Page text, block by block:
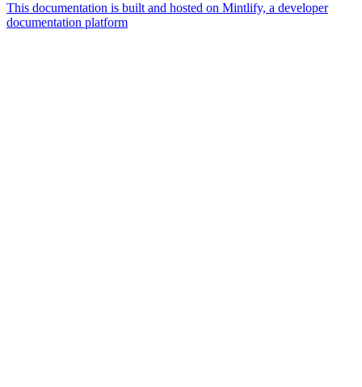
This documentation is built and hosted on Mintlify, a developer
documentation platform